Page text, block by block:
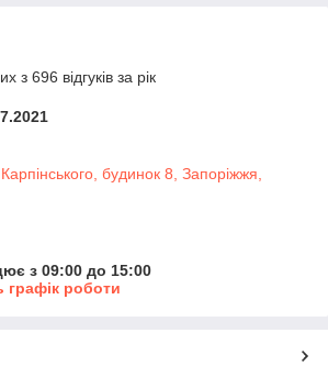
з 696 відгуків за рік
будинок 8, Запоріжжя,
з 09:00 до 15:00
графік роботи